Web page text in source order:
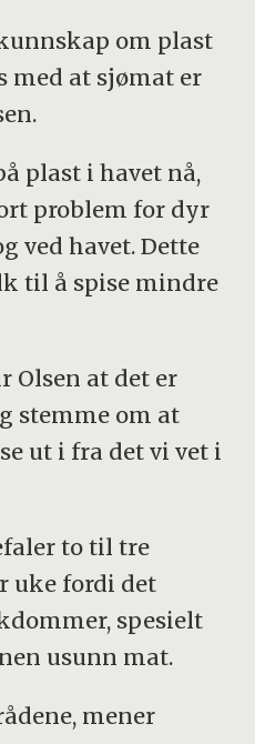
om plast
med at sjømat er
plast i havet nå,
problem for dyr
ved havet. Dette
til å spise mindre
Olsen at det er
stemme om at
ut i fra det vi vet i
to til tre
uke fordi det
spesielt
usunn mat.
mener